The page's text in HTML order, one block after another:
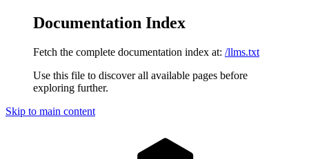
Documentation Index
Fetch the complete documentation index at: /llms.txt
Use this file to discover all available pages before
exploring further.
Skip to main content